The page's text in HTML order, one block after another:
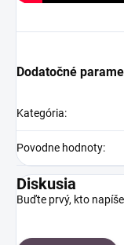
Dodatočné
Kategória:
Povodne hodnoty:
Diskusia
Buďte prvý, kto